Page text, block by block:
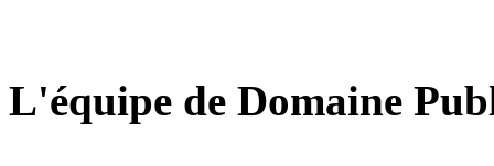
L'équipe de Domaine